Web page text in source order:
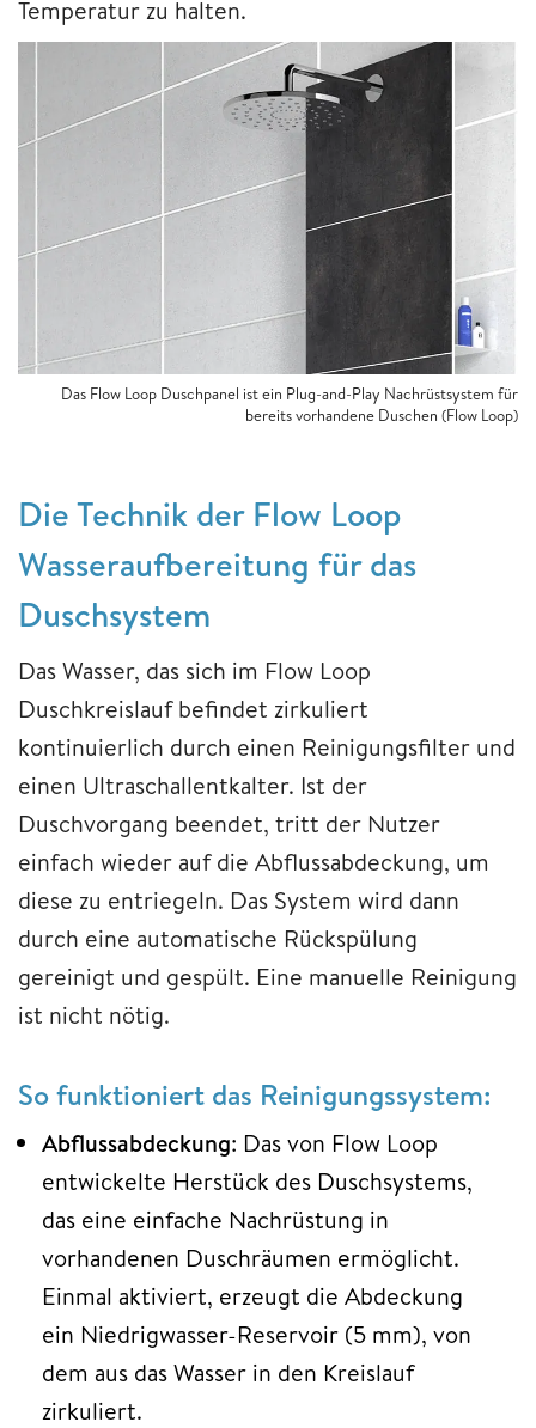
Temperatur zu halten.
Das Flow Loop Duschpanel ist ein Plug-and-Play Nachrüstsystem für
bereits vorhandene Duschen (Flow Loop)
Die Technik der Flow Loop
Wasseraufbereitung für das
Duschsystem
Das Wasser, das sich im Flow Loop
Duschkreislauf befindet zirkuliert
kontinuierlich durch einen Reinigungsfilter und
einen Ultraschallentkalter. Ist der
Duschvorgang beendet, tritt der Nutzer
einfach wieder auf die Abflussabdeckung, um
diese zu entriegeln. Das System wird dann
durch eine automatische Rückspülung
gereinigt und gespült. Eine manuelle Reinigung
ist nicht nötig.
So funktioniert das Reinigungssystem:
Abflussabdeckung: Das von Flow Loop
entwickelte Herstück des Duschsystems,
das eine einfache Nachrüstung in
vorhandenen Duschräumen ermöglicht.
Einmal aktiviert, erzeugt die Abdeckung
ein Niedrigwasser-Reservoir (5 mm), von
dem aus das Wasser in den Kreislauf
zirkuliert.